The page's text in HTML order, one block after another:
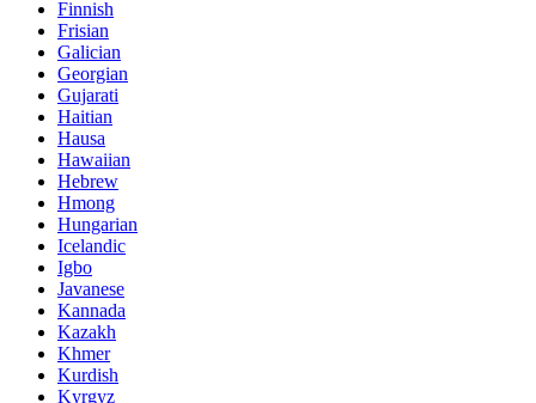
Finnish
Frisian
Galician
Georgian
Gujarati
Haitian
Hausa
Hawaiian
Hebrew
Hmong
Hungarian
Icelandic
Igbo
Javanese
Kannada
Kazakh
Khmer
Kurdish
Kyrgyz